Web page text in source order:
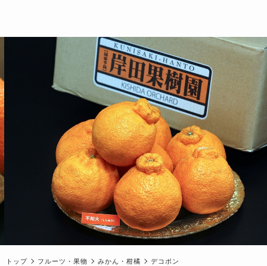
トップ フルーツ・果物 みかん・柑橘 デコポン